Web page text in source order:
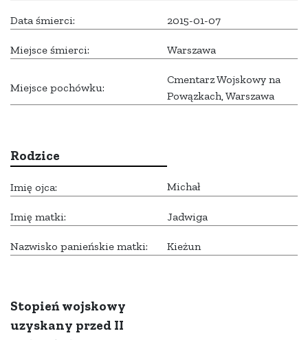
Data śmierci: 2015-01-07
Miejsce śmierci: Warszawa
Miejsce pochówku:
Cmentarz Wojskowy na
Powązkach, Warszawa
Rodzice
Imię ojca: Michał
Imię matki: Jadwiga
Nazwisko panieńskie matki: Kieżun
Stopień wojskowy
uzyskany przed II